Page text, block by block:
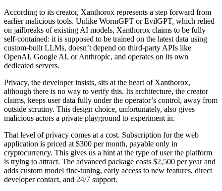
According to its creator, Xanthorox represents a step forward from
earlier malicious tools. Unlike WormGPT or EvilGPT, which relied
on jailbreaks of existing AI models, Xanthorox claims to be fully
self-contained: it is supposed to be trained on the latest data using
custom-built LLMs, doesn’t depend on third-party APIs like
OpenAI, Google AI, or Anthropic, and operates on its own
dedicated servers.
Privacy, the developer insists, sits at the heart of Xanthorox,
although there is no way to verify this. Its architecture, the creator
claims, keeps user data fully under the operator’s control, away from
outside scrutiny. This design choice, unfortunately, also gives
malicious actors a private playground to experiment in.
That level of privacy comes at a cost. Subscription for the web
application is priced at $300 per month, payable only in
cryptocurrency. This gives us a hint at the type of user the platform
is trying to attract. The advanced package costs $2,500 per year and
adds custom model fine-tuning, early access to new features, direct
developer contact, and 24/7 support.